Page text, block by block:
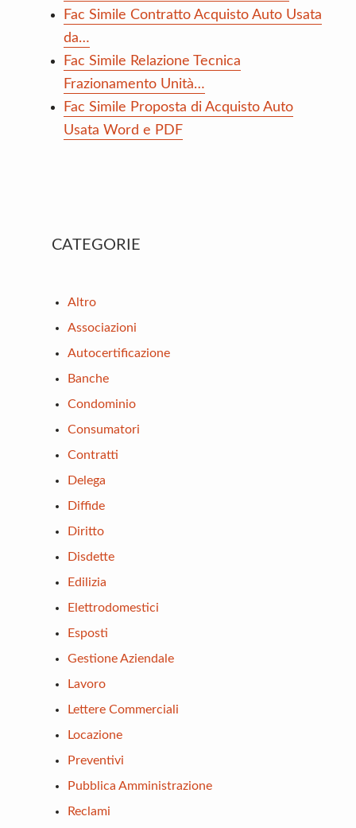
Fac Simile Contratto Acquisto Auto Usata
da…
Fac Simile Relazione Tecnica
Frazionamento Unità…
Fac Simile Proposta di Acquisto Auto
Usata Word e PDF
Primary
CATEGORIE
Altro
Associazioni
Autocertificazione
Banche
Condominio
Consumatori
Contratti
Delega
Diffide
Diritto
Disdette
Edilizia
Elettrodomestici
Esposti
Gestione Aziendale
Lavoro
Lettere Commerciali
Locazione
Preventivi
Pubblica Amministrazione
Reclami